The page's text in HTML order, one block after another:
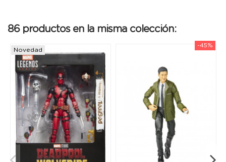
86 productos en la misma colección:
Novedad
-45%